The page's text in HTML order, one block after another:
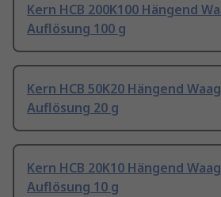
Kern HCB 200K100 Hängend
Auflösung 100 g
Kern HCB 50K20 Hängend
Auflösung 20 g
Kern HCB 20K10 Hängend
Auflösung 10 g